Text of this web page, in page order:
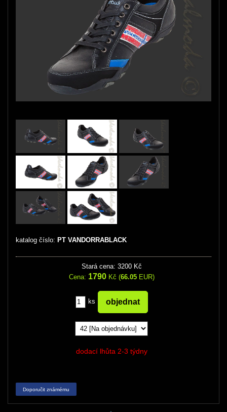
katalog číslo: PT VANDORRABLACK
Stará cena: 3200 Kč
Cena: 1790 Kč (66.05EUR)
ks
dodací lhůta 2-3 týdny
Doporučit známému